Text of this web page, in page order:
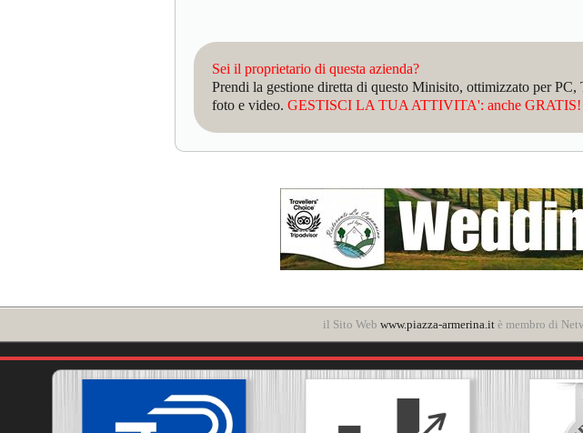
Sei il proprietario di questa azienda?
Prendi la gestione diretta di questo Minisito, ottimizzato per
foto e video. GESTISCI LA TUA ATTIVITA': anche GRATIS!
il Sito Web www.piazza-armerina.itè membro di